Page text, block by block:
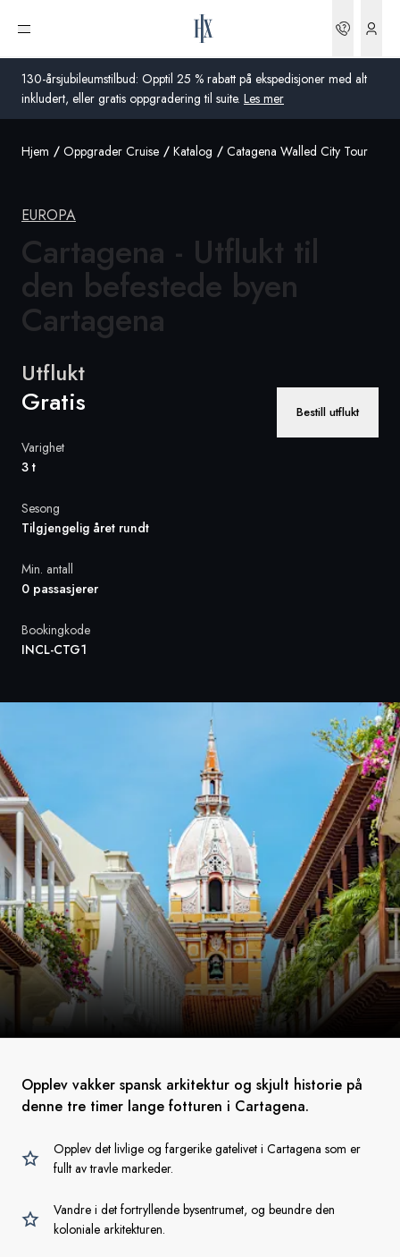
130-årsjubileumstilbud: Opptil 25 % rabatt på ekspedisjoner med alt
inkludert, eller gratis oppgradering til suite. Les mer
Åpne meny
Norge
USA
Tyskland
Frankrike
Norge
Global
Hjem Oppgrader Cruise Katalog Catagena Walled City Tour
EUROPA
Cartagena - Utflukt til
den befestede byen
Cartagena
Utflukt
Gratis Bestill utflukt
Varighet
3 t
Sesong
Tilgjengelig året rundt
Min. antall
0 passasjerer
Bookingkode
INCL-CTG1
Opplev vakker spansk arkitektur og skjult historie på
denne tre timer lange fotturen i Cartagena.
Opplev det livlige og fargerike gatelivet i Cartagena som er
fullt av travle markeder.
Vandre i det fortryllende bysentrumet, og beundre den
koloniale arkitekturen.